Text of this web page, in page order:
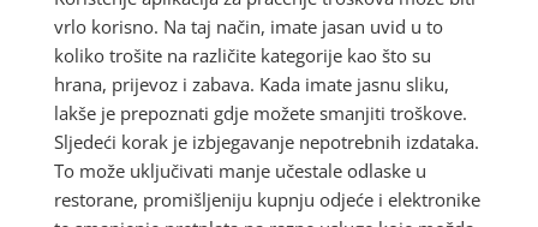
vrlo korisno. Na taj način, imate jasan uvid u to
koliko trošite na različite kategorije kao što su
hrana, prijevoz i zabava. Kada imate jasnu sliku,
lakše je prepoznati gdje možete smanjiti troškove.
Sljedeći korak je izbjegavanje nepotrebnih izdataka.
To može uključivati manje učestale odlaske u
restorane, promišljeniju kupnju odjeće i elektronike